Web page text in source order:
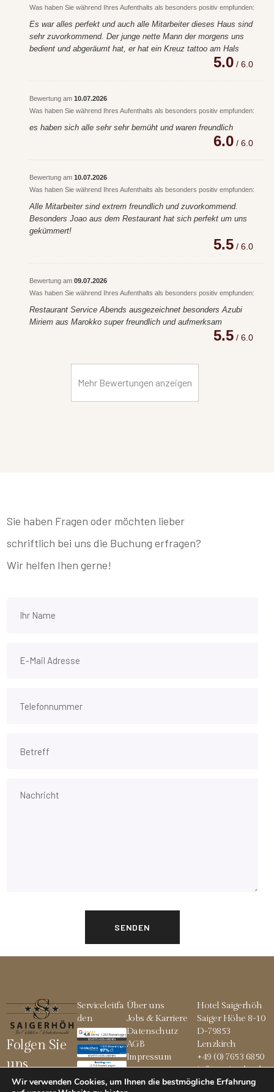
Was haben Sie während Ihres Aufenthalts als besonders positiv empfunden:
Es war alles perfekt und auch alle Mitarbeiter dieses Haus sind
sehr zuvorkommend. Der junge nette Mann der morgens uns
bedient und abgeräumt hat, er hat ein Kreuz tattoo am Hals
5.0 / 6.0
Bewertung am10.07.2026
Was haben Sie während Ihres Aufenthalts als besonders positiv empfunden:
es haben sich alle sehr sehr bemüht und waren freundlich
6.0 / 6.0
Bewertung am10.07.2026
Was haben Sie während Ihres Aufenthalts als besonders positiv empfunden:
Alle Mitarbeiter sind extrem freundlich und zuvorkommend.
Besonders Joao aus dem Restaurant hat sich perfekt um uns
gekümmert!
5.5 / 6.0
Bewertung am09.07.2026
Was haben Sie während Ihres Aufenthalts als besonders positiv empfunden:
Restaurant Service Abends ausgezeichnet besonders Azubi
Miriem aus Marokko super freundlich und aufmerksam
5.5 / 6.0
Mehr Bewertungen anzeigen
Sie haben Fragen oder möchten lieber
schriftlich bei uns die Buchung erfragen?
Wir helfen Ihen gerne!
Folgen Sie
uns
Serviceleitfa
den
Über uns
Jobs & Karriere
Datenschutz
AGB
Impressum
Hotel Saigerhöh
Saiger Höhe 8-10
D-79853
Lenzkirch
+49 (0) 7653 6850
info@saigerhoeh.
de
Wir verwenden Cookies, um Ihnen die bestmögliche Erfahrung